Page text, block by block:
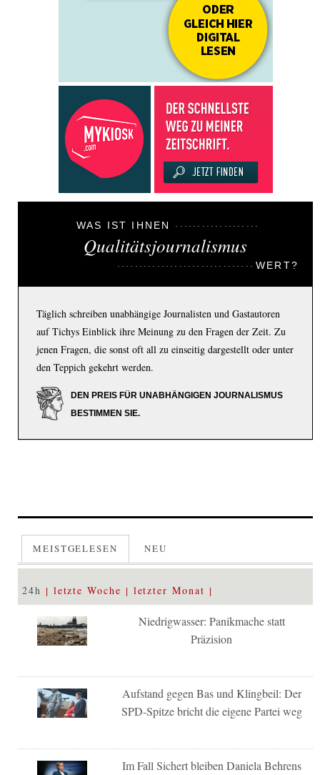
WAS IST IHNEN
Qualitätsjournalismus
WERT?
Täglich schreiben unabhängige Journalisten und Gastautoren
auf Tichys Einblick ihre Meinung zu den Fragen der Zeit. Zu
jenen Fragen, die sonst oft all zu einseitig dargestellt oder unter
den Teppich gekehrt werden.
DEN PREIS FÜR UNABHÄNGIGEN JOURNALISMUS
BESTIMMEN SIE.
MEISTGELESEN NEU
24h letzte Woche letzter Monat
Niedrigwasser: Panikmache statt
Präzision
Aufstand gegen Bas und Klingbeil: Der
SPD-Spitze bricht die eigene Partei weg
Im Fall Sichert bleiben Daniela Behrens